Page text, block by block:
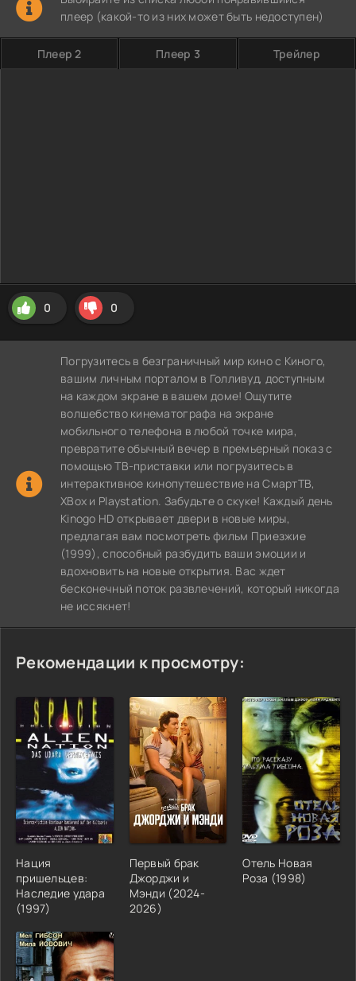
плеер (какой-то из них может быть недоступен)
Плеер 2 Плеер 3 Трейлер
0 0
Погрузитесь в безграничный мир кино с Киного,
вашим личным порталом в Голливуд, доступным
на каждом экране в вашем доме! Ощутите
волшебство кинематографа на экране
мобильного телефона в любой точке мира,
превратите обычный вечер в премьерный показ с
помощью ТВ-приставки или погрузитесь в
интерактивное кинопутешествие на СмартТВ,
XBox и Playstation. Забудьте о скуке! Каждый день
Kinogo HD открывает двери в новые миры,
предлагая вам посмотреть фильм Приезжие
(1999), способный разбудить ваши эмоции и
вдохновить на новые открытия. Вас ждет
бесконечный поток развлечений, который никогда
не иссякнет!
Рекомендации к просмотру:
Нация
пришельцев:
Наследие удара
(1997)
Первый брак
Джорджи и
Мэнди (2024-
2026)
Отель Новая
Роза (1998)